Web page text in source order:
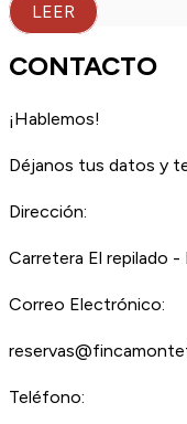
LEER
CONTACTO
¡Hablemos!
Déjanos tus datos y
Dirección:
Carretera El repilado
Correo Electrónico:
Teléfono: